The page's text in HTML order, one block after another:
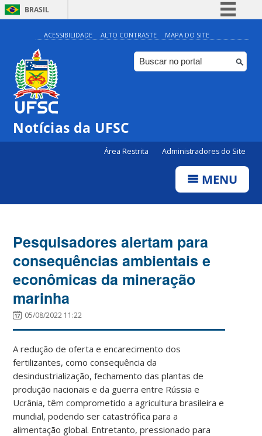
BRASIL
Simplifique!
Comunica BR
Participe
ACESSIBILIDADE ALTO CONTRASTE MAPA DO SITE
Notícias da UFSC
Área Restrita Administradores do Site
MENU
Pesquisadores alertam para
consequências ambientais e
econômicas da mineração
marinha
05/08/2022 11:22
A redução de oferta e encarecimento dos
fertilizantes, como consequência da
desindustrialização, fechamento das plantas de
produção nacionais e da guerra entre Rússia e
Ucrânia, têm comprometido a agricultura brasileira e
mundial, podendo ser catastrófica para a
alimentação global. Entretanto, pressionado para